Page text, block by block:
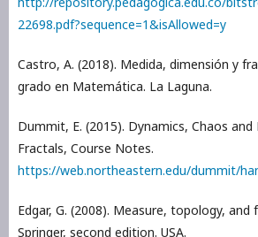
22698.pdf?sequence=1&isAllowed=y
Castro, A. (2018). Medida, dimensión y
grado en Matemática. La Laguna.
Dummit, E. (2015). Dynamics, Chaos and
Fractals, Course Notes.
https://web.northeastern.edu/dummit/
Edgar, G. (2008). Measure, topology,
Springer, second edition. USA.